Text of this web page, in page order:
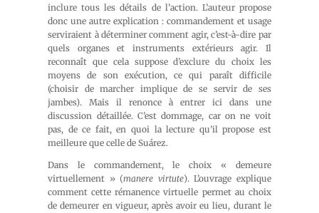
inclure tous les détails de l’action. L’auteur propose
donc une autre explication : commandement et usage
serviraient à déterminer comment agir, c’est-à-dire par
quels organes et instruments extérieurs agir. Il
reconnaît que cela suppose d’exclure du choix les
moyens de son exécution, ce qui paraît difficile
(choisir de marcher implique de se servir de ses
jambes). Mais il renonce à entrer ici dans une
discussion détaillée. C’est dommage, car on ne voit
pas, de ce fait, en quoi la lecture qu’il propose est
meilleure que celle de Suárez.
Dans le commandement, le choix « demeure
virtuellement » (manere virtute). L’ouvrage explique
comment cette rémanence virtuelle permet au choix
de demeurer en vigueur, après avoir eu lieu, durant le